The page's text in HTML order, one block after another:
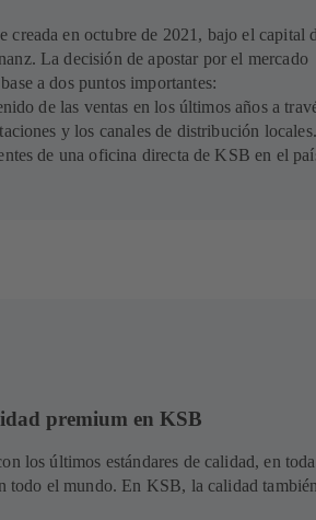
creada en octubre de 2021, bajo el capital
La decisión de apostar por el mercado
a dos puntos importantes:
de las ventas en los últimos años a
y los canales de distribución locales.
de una oficina directa de KSB en el
premium en KSB
los últimos estándares de calidad, en
todo el mundo. En KSB, la calidad